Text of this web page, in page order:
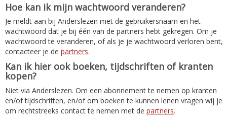
Hoe kan ik mijn wachtwoord veranderen?
Je meldt aan bij Anderslezen met de gebruikersnaam en het
wachtwoord dat je bij één van de partners hebt gekregen. Om je
wachtwoord te veranderen, of als je je wachtwoord verloren bent,
contacteer je de partners.
Kan ik hier ook boeken, tijdschriften of kranten
kopen?
Niet via Anderslezen. Om een abonnement te nemen op kranten
en/of tijdschriften, en/of om boeken te kunnen lenen vragen wij je
om rechtstreeks contact te nemen met de partners.